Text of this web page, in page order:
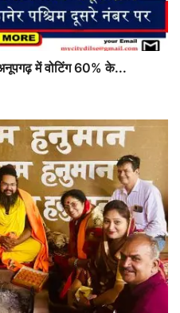
में वोटिंग 60% के...